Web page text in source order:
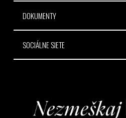
DOKUMENTY
SOCIÁLNE SIETE